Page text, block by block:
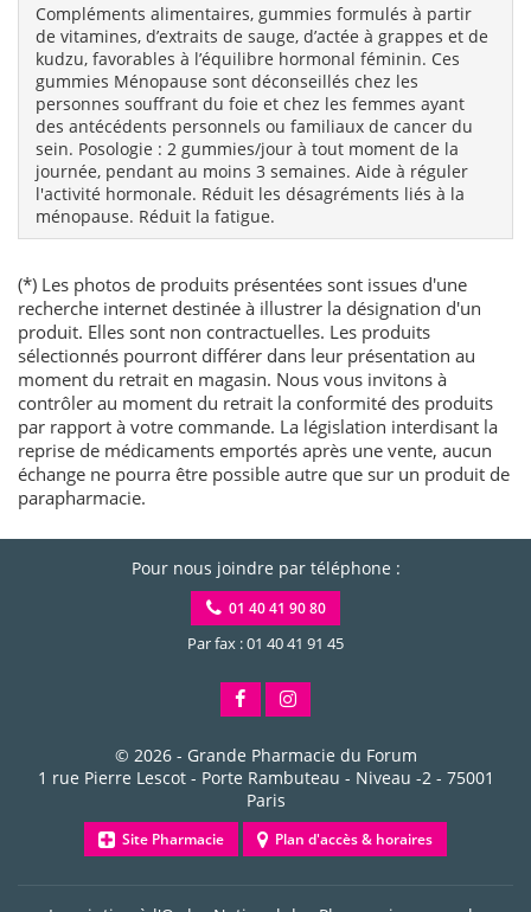
Compléments alimentaires, gummies formulés à partir
de vitamines, d’extraits de sauge, d’actée à grappes et de
kudzu, favorables à l’équilibre hormonal féminin. Ces
gummies Ménopause sont déconseillés chez les
personnes souffrant du foie et chez les femmes ayant
des antécédents personnels ou familiaux de cancer du
sein. Posologie : 2 gummies/jour à tout moment de la
journée, pendant au moins 3 semaines. Aide à réguler
l'activité hormonale. Réduit les désagréments liés à la
ménopause. Réduit la fatigue.
(*) Les photos de produits présentées sont issues d'une
recherche internet destinée à illustrer la désignation d'un
produit. Elles sont non contractuelles. Les produits
sélectionnés pourront différer dans leur présentation au
moment du retrait en magasin. Nous vous invitons à
contrôler au moment du retrait la conformité des produits
par rapport à votre commande. La législation interdisant la
reprise de médicaments emportés après une vente, aucun
échange ne pourra être possible autre que sur un produit de
parapharmacie.
Pour nous joindre par téléphone :
01 40 41 90 80
Par fax : 01 40 41 91 45
© 2026 - Grande Pharmacie du Forum
1 rue Pierre Lescot - Porte Rambuteau - Niveau -2- 75001
Paris
Site Pharmacie Plan d'accès & horaires